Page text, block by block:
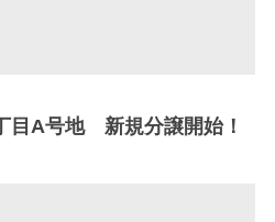
目A号地 新規分譲開始！